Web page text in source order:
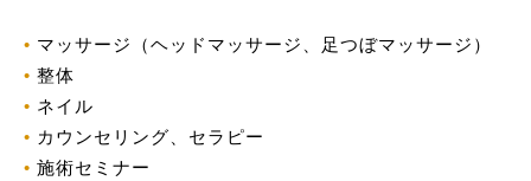
マッサージ（ヘッドマッサージ、足つぼマッサージ）
整体
ネイル
カウンセリング、セラピー
施術セミナー